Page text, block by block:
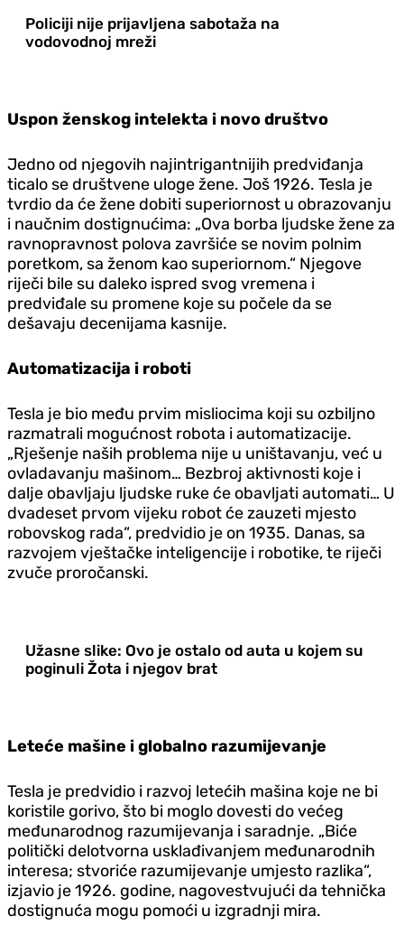
Policiji nije prijavljena sabotaža na
vodovodnoj mreži
Uspon ženskog intelekta i novo društvo
Jedno od njegovih najintrigantnijih predviđanja
ticalo se društvene uloge žene. Još 1926. Tesla je
tvrdio da će žene dobiti superiornost u obrazovanju
i naučnim dostignućima: „Ova borba ljudske žene za
ravnopravnost polova završiće se novim polnim
poretkom, sa ženom kao superiornom.“ Njegove
riječi bile su daleko ispred svog vremena i
predviđale su promene koje su počele da se
dešavaju decenijama kasnije.
Automatizacija i roboti
Tesla je bio među prvim misliocima koji su ozbiljno
razmatrali mogućnost robota i automatizacije.
„Rješenje naših problema nije u uništavanju, već u
ovladavanju mašinom… Bezbroj aktivnosti koje i
dalje obavljaju ljudske ruke će obavljati automati… U
dvadeset prvom vijeku robot će zauzeti mjesto
robovskog rada“, predvidio je on 1935. Danas, sa
razvojem vještačke inteligencije i robotike, te riječi
zvuče proročanski.
Užasne slike: Ovo je ostalo od auta u kojem su
poginuli Žota i njegov brat
Leteće mašine i globalno razumijevanje
Tesla je predvidio i razvoj letećih mašina koje ne bi
koristile gorivo, što bi moglo dovesti do većeg
međunarodnog razumijevanja i saradnje. „Biće
politički delotvorna usklađivanjem međunarodnih
interesa; stvoriće razumijevanje umjesto razlika“,
izjavio je 1926. godine, nagovestvujući da tehnička
dostignuća mogu pomoći u izgradnji mira.